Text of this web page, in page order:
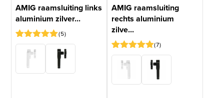
AMIG raamsluiting links
aluminium zilver...
Gewaardeerd
op 5
5
5
AMIG raamsluiting
rechts aluminium
zilve...
Gewaardeerd
op 5
7
7